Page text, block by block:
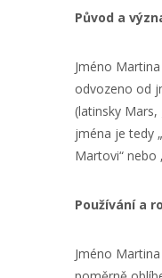
Původ a
Jméno
odvozeno od
(latinsky Mars,
jména je tedy
Martovi“ nebo
Používání a
Jméno